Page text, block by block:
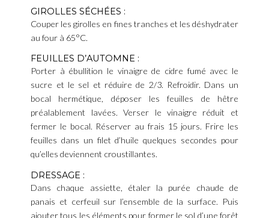
GIROLLES SÉCHÉES :
Couper les girolles en fines tranches et les déshydrater
au four à 65°C.
FEUILLES D’AUTOMNE :
Porter à ébullition le vinaigre de cidre fumé avec le
sucre et le sel et réduire de 2/3. Refroidir. Dans un
bocal hermétique, déposer les feuilles de hêtre
préalablement lavées. Verser le vinaigre réduit et
fermer le bocal. Réserver au frais 15 jours. Frire les
feuilles dans un filet d’huile quelques secondes pour
qu’elles deviennent croustillantes.
DRESSAGE :
Dans chaque assiette, étaler la purée chaude de
panais et cerfeuil sur l’ensemble de la surface. Puis
ajouter tous les éléments pour former le sol d’une forêt